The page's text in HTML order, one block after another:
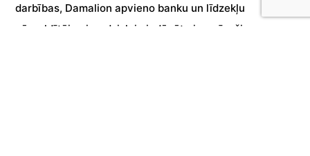
darbības, Damalion apvieno banku un līdzekļu
pārvaldītāju pieredzi, lai piedāvātu jums īpaši